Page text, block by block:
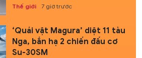
Thế giới 7 giờ trước
‘Quái vật Magura’ diệt 11 tàu
Nga, bắn hạ 2 chiến đấu cơ
Su-30SM